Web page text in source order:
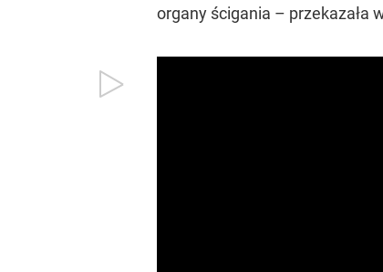
organy ścigania – przekazała